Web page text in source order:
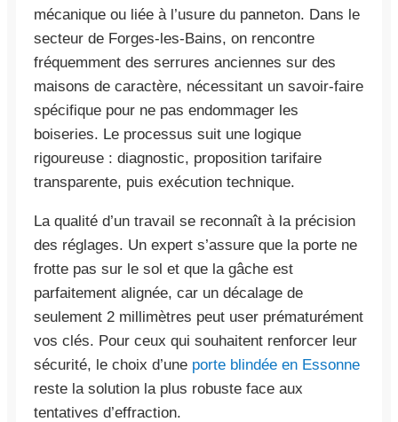
mécanique ou liée à l’usure du panneton. Dans le
secteur de Forges-les-Bains, on rencontre
fréquemment des serrures anciennes sur des
maisons de caractère, nécessitant un savoir-faire
spécifique pour ne pas endommager les
boiseries. Le processus suit une logique
rigoureuse : diagnostic, proposition tarifaire
transparente, puis exécution technique.
La qualité d’un travail se reconnaît à la précision
des réglages. Un expert s’assure que la porte ne
frotte pas sur le sol et que la gâche est
parfaitement alignée, car un décalage de
seulement 2 millimètres peut user prématurément
vos clés. Pour ceux qui souhaitent renforcer leur
sécurité, le choix d’une porte blindée en Essonne
reste la solution la plus robuste face aux
tentatives d’effraction.